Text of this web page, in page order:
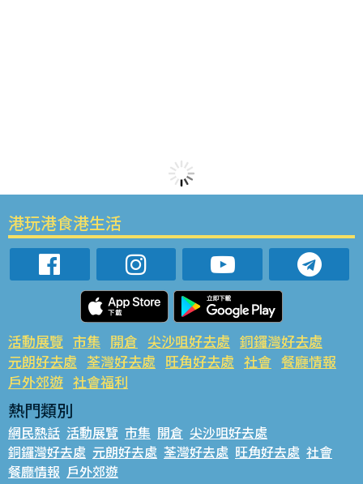
港玩港食港生活
活動展覽 市集 開倉 尖沙咀好去處 銅鑼灣好去處
元朗好去處 荃灣好去處 旺角好去處 社會 餐廳情報
戶外郊遊 社會福利
熱門類別
網民熱話 活動展覽 市集 開倉 尖沙咀好去處
銅鑼灣好去處 元朗好去處 荃灣好去處 旺角好去處 社會
餐廳情報 戶外郊遊